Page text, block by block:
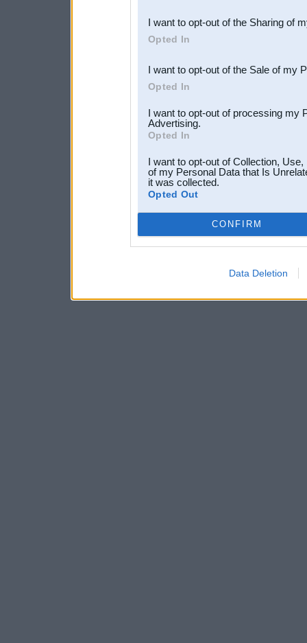
Downstream Participants
third parties.
I want to opt-out of the Sharing of
Opted In
I want to opt-out of the Sale of my
Opted In
I want to opt-out of processing my
Advertising.
Opted In
I want to opt-out of Collection,
of my Personal Data that Is
it was collected.
Opted Out
CONFIRM
Data Deletion